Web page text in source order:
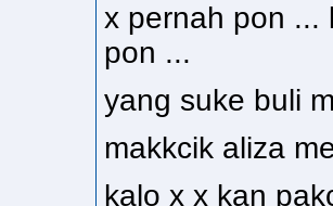
x pernah pon ...
pon ...
yang suke buli
makkcik aliza
kalo x x kan